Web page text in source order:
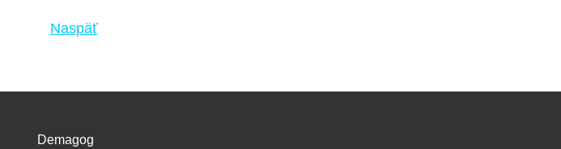
Naspäť
Demagog